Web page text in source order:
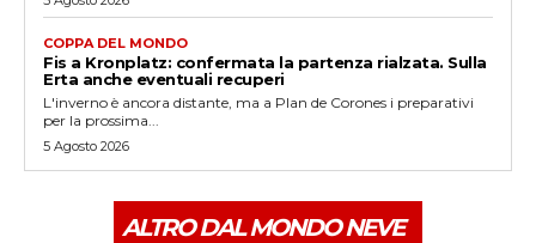
COPPA DEL MONDO
Fis a Kronplatz: confermata la partenza rialzata. Sulla
Erta anche eventuali recuperi
L'inverno è ancora distante, ma a Plan de Corones i preparativi
per la prossima...
5 Agosto 2026
ALTRO DAL MONDO NEVE